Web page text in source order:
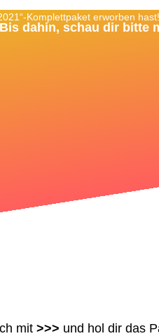
Komplettpaket erworben
dahin, schau dir bitte
mit >>> und hol dir das